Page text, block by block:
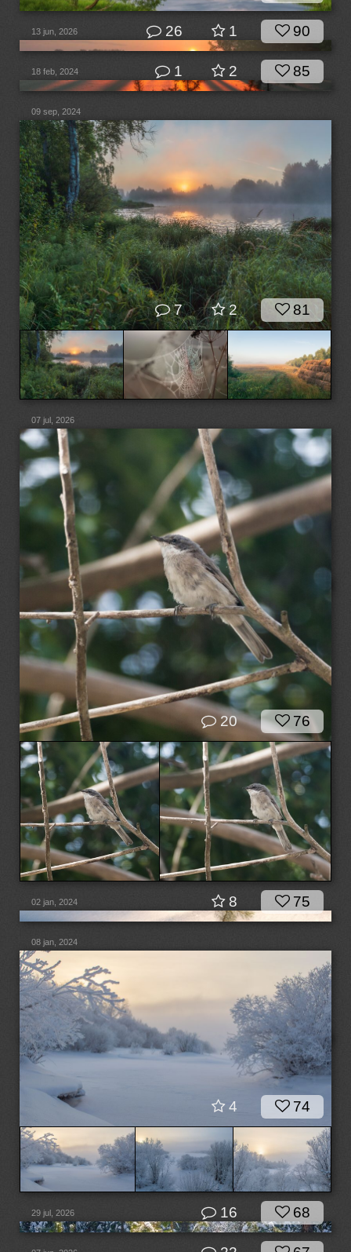
13 jun, 2026 26 1 90
18 feb, 2024 1 2 85
09 sep, 2024
7 2 81
07 jul, 2026
20 76
02 jan, 2024 8 75
08 jan, 2024
4 74
29 jul, 2026 16 68